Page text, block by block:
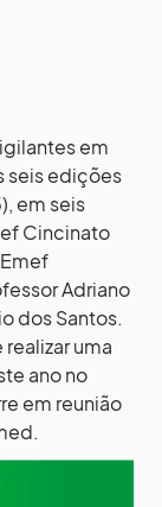
em
seis edições
em seis
Cincinato
Adriano
dos Santos.
uma
ano no
em reunião